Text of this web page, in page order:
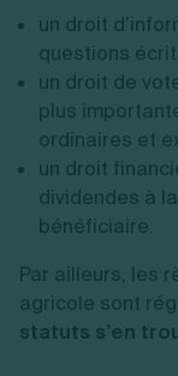
un droit
questions
un droit de
plus
ordinaires et
un droit
dividendes à
bénéficiaire.
Par ailleurs, les
agricole sont
statuts s’en